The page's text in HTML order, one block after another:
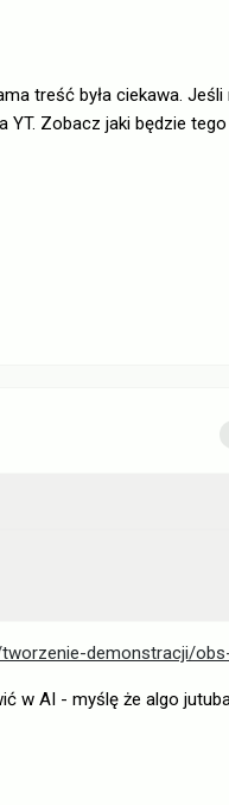
treść była ciekawa. Jeśli
Zobacz jaki będzie tego
demonstracji/
w AI - myślę że algo